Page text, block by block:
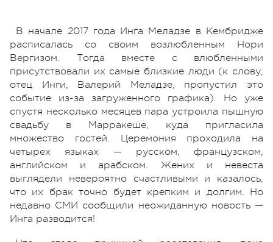
В начале 2017 года Инга Меладзе в Кембридже
расписалась со своим возлюбленным Нори
Вергизом. Тогда вместе с влюбленными
присутствовали их самые близкие люди (к слову,
отец Инги, Валерий Меладзе, пропустил это
событие из-за загруженного графика). Но уже
спустя несколько месяцев пара устроила пышную
свадьбу в Марракеше, куда пригласила
множество гостей. Церемония проходила на
четырех языках — русском, французском,
английском и арабском. Жених и невеста
выглядели невероятно счастливыми и казалось,
что их брак точно будет крепким и долгим. Но
недавно СМИ сообщили неожиданную новость —
Инга разводится!